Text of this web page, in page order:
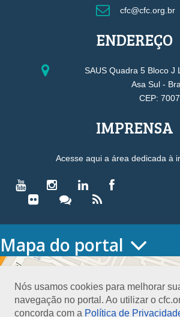
Nós usamos cookies para melhorar
navegação no portal. Ao utilizar o
concorda com a Política de
cfc@cfc.org.br
ENDEREÇO
SAUS Quadra 5 Bloco J
Asa Sul -
CEP:
IMPRENSA
Acesse aqui a área dedicada à
Mapa do portal
HOME
Conselho Diretor
Nossa Sede